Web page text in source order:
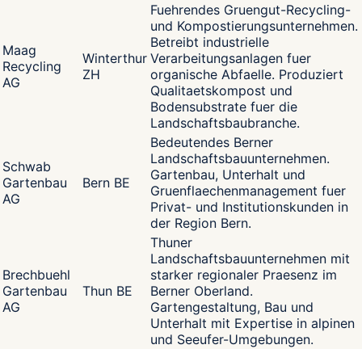
Maag
Recycling
AG
Winterthur
ZH
Fuehrendes Gruengut-Recycling-
und Kompostierungsunternehmen.
Betreibt industrielle
Verarbeitungsanlagen fuer
organische Abfaelle. Produziert
Qualitaetskompost und
Bodensubstrate fuer die
Landschaftsbaubranche.
Schwab
Gartenbau
AG
Bern BE
Bedeutendes Berner
Landschaftsbauunternehmen.
Gartenbau, Unterhalt und
Gruenflaechenmanagement fuer
Privat- und Institutionskunden in
der Region Bern.
Brechbuehl
Gartenbau
AG
Thun BE
Thuner
Landschaftsbauunternehmen mit
starker regionaler Praesenz im
Berner Oberland.
Gartengestaltung, Bau und
Unterhalt mit Expertise in alpinen
und Seeufer-Umgebungen.